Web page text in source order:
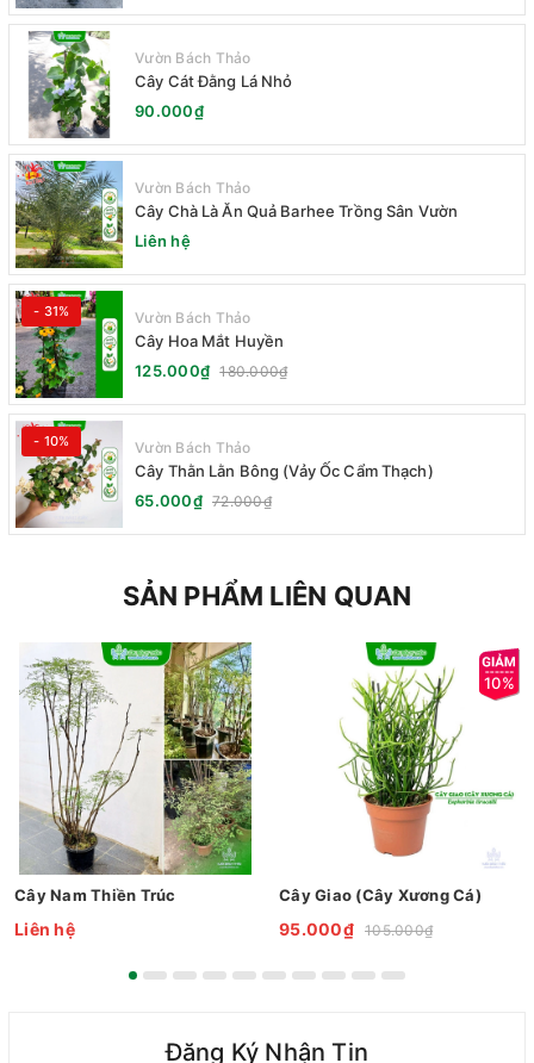
Vườn Bách Thảo
Cây Cát Đằng Lá Nhỏ
90.000₫
Vườn Bách Thảo
Cây Chà Là Ăn Quả Barhee Trồng Sân Vườn
Liên hệ
- 31% Vườn Bách Thảo
Cây Hoa Mắt Huyền
125.000₫ 180.000₫
- 10% Vườn Bách Thảo
Cây Thằn Lằn Bông (Vảy Ốc Cẩm Thạch)
65.000₫ 72.000₫
SẢN PHẨM LIÊN QUAN
Cây Nam Thiền Trúc
Liên hệ
10%
Cây Giao (Cây Xương Cá)
95.000₫ 105.000₫
Đăng Ký Nhận Tin